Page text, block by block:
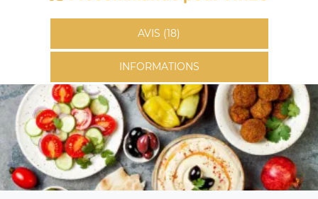
AVIS (18)
INFORMATIONS